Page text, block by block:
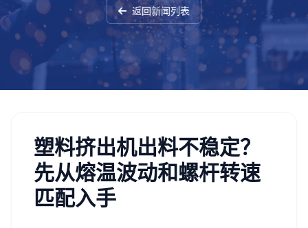
返回新闻列表
塑料挤出机出料不稳定？
先从熔温波动和螺杆转速
匹配入手